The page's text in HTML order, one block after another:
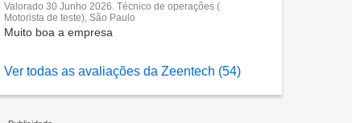
Valorado 30 Junho 2026. Técnico de operações (
Motorista de teste), São Paulo
Muito boa a empresa
Ver todas as avaliações da Zeentech (54)